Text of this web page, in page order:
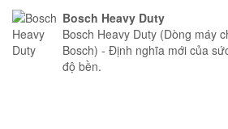
Bosch Heavy Duty
Bosch Heavy Duty (Dòng máy
Bosch) - Định nghĩa mới của
độ bền.